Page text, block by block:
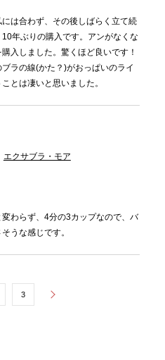
は合わず、その後しばらく立て続
年ぶりの購入です。アンがなくな
入しました。驚くほど良いです！
ラの線(かた？)がおっぱいのライ
とは凄いと思いました。
エクサブラ・モア
わらず、4分の3カップなので、バ
うな感じです。
3